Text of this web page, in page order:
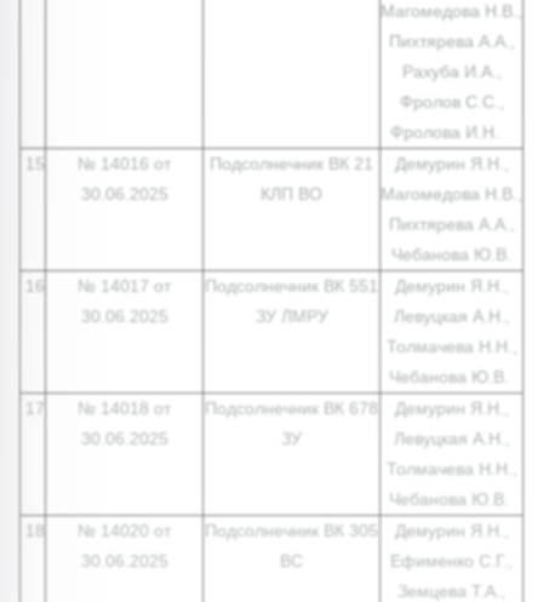
Магомедова Н.В.,
Пихтярева А.А.,
Рахуба И.А.,
Фролов С.С.,
Фролова И.Н.
15
№ 14016 от
30.06.2025
Подсолнечник ВК 21
КЛП ВО
Демурин Я.Н.,
Магомедова Н.В.,
Пихтярева А.А.,
Чебанова Ю.В.
16
№ 14017 от
30.06.2025
Подсолнечник ВК 551
ЗУ ЛМРУ
Демурин Я.Н.,
Левуцкая А.Н.,
Толмачева Н.Н.,
Чебанова Ю.В.
17
№ 14018 от
30.06.2025
Подсолнечник ВК 678
ЗУ
Демурин Я.Н.,
Левуцкая А.Н.,
Толмачева Н.Н.,
Чебанова Ю.В.
18
№ 14020 от
30.06.2025
Подсолнечник ВК 305
ВС
Демурин Я.Н.,
Ефименко С.Г.,
Земцева Т.А.,